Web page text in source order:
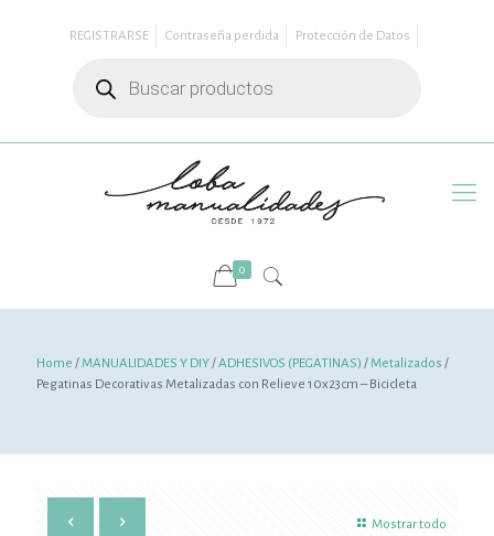
REGISTRARSE Contraseña perdida
Protección de Datos
productos
0
Home /MANUALIDADES Y DIY/ADHESIVOS (PEGATINAS) /Metalizados /
Pegatinas Decorativas Metalizadas con Relieve 10x23cm – Bicicleta
Mostrar todo